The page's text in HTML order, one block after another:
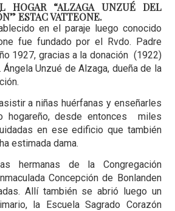
HOGAR “ALZAGA UNZUÉ DEL
ESTAC VATTEONE.
en el paraje luego conocido
fue fundado por el Rvdo. Padre
1927, gracias a la donación (1922)
Unzué de Alzaga, dueña de la
a niñas huérfanas y enseñarles
hogareño, desde entonces miles
en ese edificio que también
estimada dama.
hermanas de la Congregación
Concepción de Bonlanden
Allí también se abrió luego un
la Escuela Sagrado Corazón